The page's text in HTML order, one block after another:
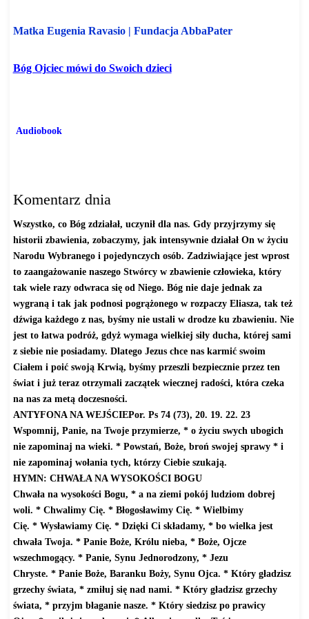
Matka Eugenia Ravasio | Fundacja AbbaPater
Bóg Ojciec mówi do Swoich dzieci
Audiobook
Komentarz dnia
Wszystko, co Bóg zdziałał, uczynił dla nas. Gdy przyjrzymy się
historii zbawienia, zobaczymy, jak intensywnie działał On w życiu
Narodu Wybranego i pojedynczych osób. Zadziwiające jest wprost
to zaangażowanie naszego Stwórcy w zbawienie człowieka, który
tak wiele razy odwraca się od Niego. Bóg nie daje jednak za
wygraną i tak jak podnosi pogrążonego w rozpaczy Eliasza, tak też
dźwiga każdego z nas, byśmy nie ustali w drodze ku zbawieniu. Nie
jest to łatwa podróż, gdyż wymaga wielkiej siły ducha, której sami
z siebie nie posiadamy. Dlatego Jezus chce nas karmić swoim
Ciałem i poić swoją Krwią, byśmy przeszli bezpiecznie przez ten
świat i już teraz otrzymali zaczątek wiecznej radości, która czeka
na nas za metą doczesności.
ANTYFONA NA WEJŚCIEPor. Ps 74 (73), 20. 19. 22. 23
Wspomnij, Panie, na Twoje przymierze, * o życiu swych ubogich
nie zapominaj na wieki. * Powstań, Boże, broń swojej sprawy * i
nie zapominaj wołania tych, którzy Ciebie szukają.
HYMN: CHWAŁA NA WYSOKOŚCI BOGU
Chwała na wysokości Bogu, * a na ziemi pokój ludziom dobrej
woli. * Chwalimy Cię. * Błogosławimy Cię. * Wielbimy
Cię. * Wysławiamy Cię. * Dzięki Ci składamy, * bo wielka jest
chwała Twoja. * Panie Boże, Królu nieba, * Boże, Ojcze
wszechmogący. * Panie, Synu Jednorodzony, * Jezu
Chryste. * Panie Boże, Baranku Boży, Synu Ojca. * Który gładzisz
grzechy świata, * zmiłuj się nad nami. * Który gładzisz grzechy
świata, * przyjm błaganie nasze. * Który siedzisz po prawicy